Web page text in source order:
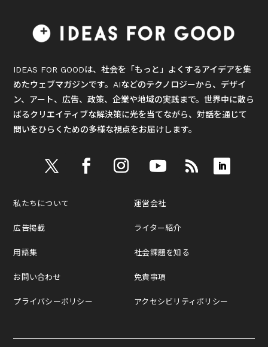
IDEAS FOR GOODは、社会を「もっと」よくするアイデアを集
めたウェブマガジンです。AIなどのテクノロジーから、デザイ
ン、アート、広告、政策、企業や地域の実践まで。世界中に散ら
ばるクリエイティブな解決策に光を当てながら、対話を通じて
問いをひらくための多様な視点をお届けします。
私たちについて
広告掲載
用語集
お問い合わせ
プライバシーポリシー
運営会社
ライター紹介
社会課題を知る
免責事項
アクセシビリティポリシー